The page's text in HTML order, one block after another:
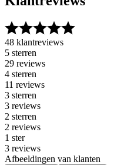
48 klantreviews
5 sterren
29 reviews
4 sterren
11 reviews
3 sterren
3 reviews
2 sterren
2 reviews
1 ster
3 reviews
Afbeeldingen van klanten